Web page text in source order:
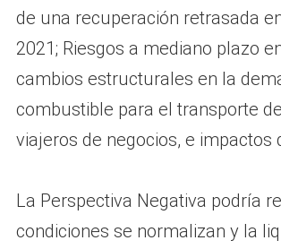
de una recuperación retrasada
2021; Riesgos a mediano plazo
cambios estructurales en la
combustible para el transporte
viajeros de negocios, e impactos
La Perspectiva Negativa podría
condiciones se normalizan y la